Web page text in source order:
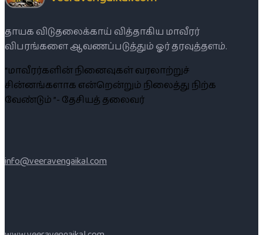
தாயக விடுதலைக்காய் வித்தாகிய மாவீரர்
விபரங்களை ஆவணப்படுத்தும் ஓர் தரவுத்தளம்.
“மாவீரர்களின் நினைவுகள் வரலாற்றுச்
சின்னங்களாக என்றென்றும் நிலைத்து நிற்க
வேண்டும் ”- தேசியத் தலைவர்
info@veeravengaikal.com